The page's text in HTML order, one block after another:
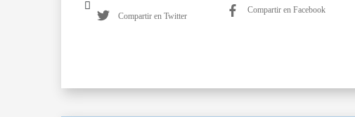
Compartir en Twitter
Compartir en Facebook